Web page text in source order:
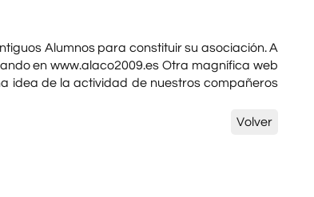
Alumnos para constituir su asociación. A
en www.alaco2009.es Otra magnífica web
idea de la actividad de nuestros compañeros
Volver